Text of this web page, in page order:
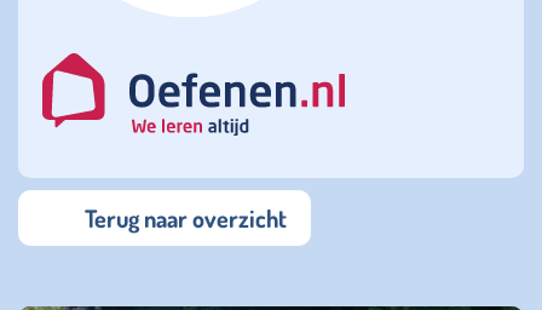
Terug naar overzicht